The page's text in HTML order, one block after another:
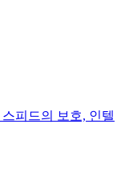
피드의 보호, 인텔